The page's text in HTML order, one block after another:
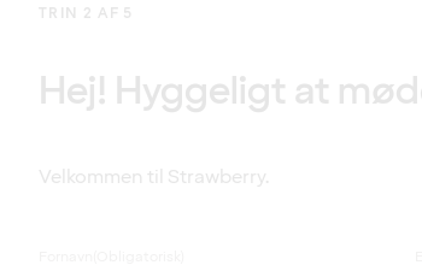
TRIN 2 AF 5
Hej! Hyggeligt at
Velkommen til Strawberry.